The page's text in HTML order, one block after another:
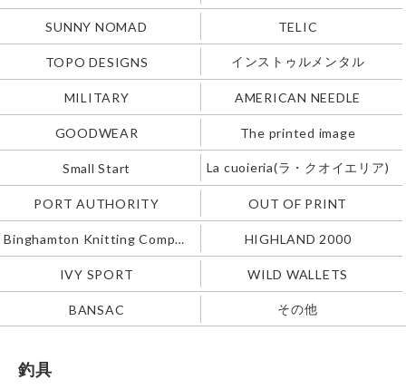
SUNNY NOMAD TELIC
TOPO DESIGNS インストゥルメンタル
MILITARY AMERICAN NEEDLE
GOODWEAR The printed image
Small Start La cuoieria(ラ・クオイエリア)
PORT AUTHORITY OUT OF PRINT
Binghamton Knitting Company HIGHLAND 2000
IVY SPORT WILD WALLETS
BANSAC その他
釣具